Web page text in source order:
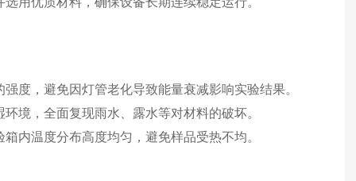
度，避免因灯管老化导致能量衰减影响实验结果。
境，全面复现雨水、露水等对材料的破坏。
内温度分布高度均匀，避免样品受热不均。